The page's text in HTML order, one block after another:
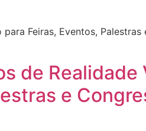
Feiras, Eventos, Palestras
de Realidade
e